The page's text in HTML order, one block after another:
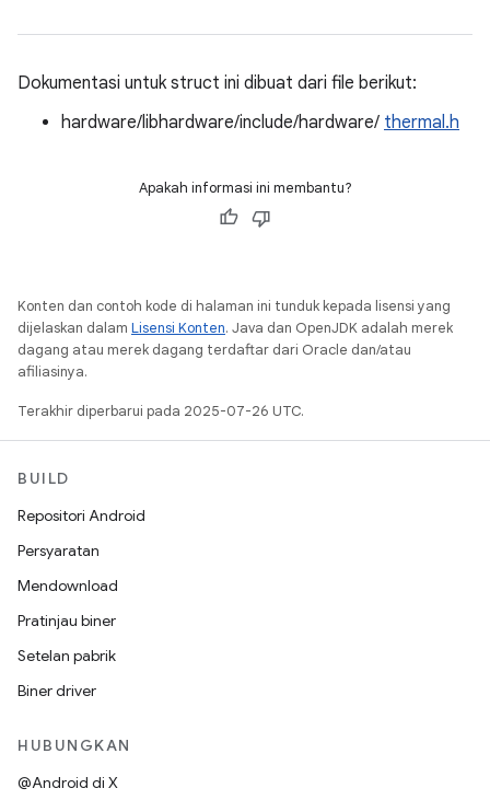
Dokumentasi untuk struct ini dibuat dari file berikut:
hardware/libhardware/include/hardware/ thermal.h
Apakah informasi ini membantu?
Konten dan contoh kode di halaman ini tunduk kepada lisensi yang
dijelaskan dalam Lisensi Konten. Java dan OpenJDK adalah merek
dagang atau merek dagang terdaftar dari Oracle dan/atau
afiliasinya.
Terakhir diperbarui pada 2025-07-26 UTC.
BUILD
Repositori Android
Persyaratan
Mendownload
Pratinjau biner
Setelan pabrik
Biner driver
HUBUNGKAN
@Android di X